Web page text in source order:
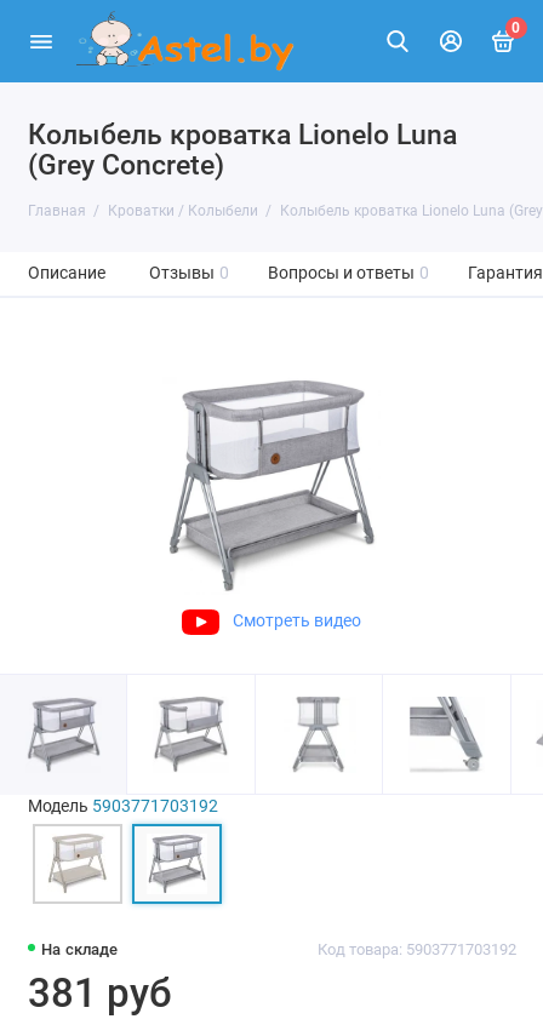
0
Колыбель кроватка Lionelo Luna
(Grey Concrete)
Главная Кроватки / Колыбели Колыбель кроватка Lionelo Luna
Описание Отзывы 0 Вопросы и ответы 0 Гарантия
Смотреть видео
На складе Код товара: 5903771703192
381 руб
Модель 5903771703192